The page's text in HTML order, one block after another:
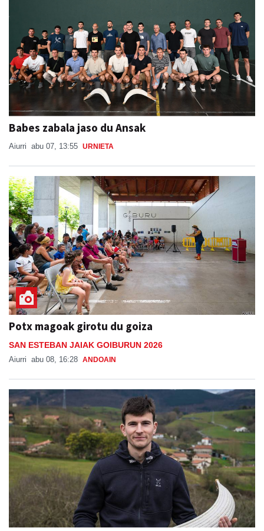
Babes zabala jaso du Ansak
Aiurri abu 07, 13:55 URNIETA
Potx magoak girotu du goiza
SAN ESTEBAN JAIAK GOIBURUN 2026
Aiurri abu 08, 16:28 ANDOAIN